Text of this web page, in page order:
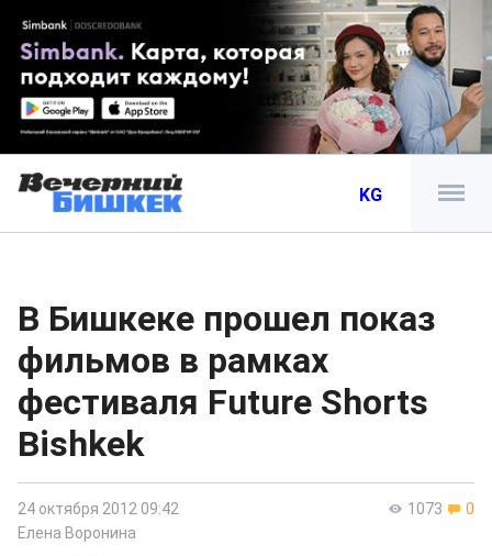
KG
В Бишкеке прошел показ
фильмов в рамках
фестиваля Future Shorts
Bishkek
1073 0
24 октября 2012 09:42
Елена Воронина